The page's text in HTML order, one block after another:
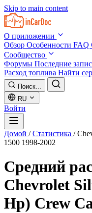
Skip to main content
О приложении
Обзор Особенности FAQ
Сообщество
Форумы Последние
Расход топлива Найти
Поиск...
RU
Войти
Домой / Статистика /
1500 1998-2002
Средний
Chevrolet
Hp) Crew